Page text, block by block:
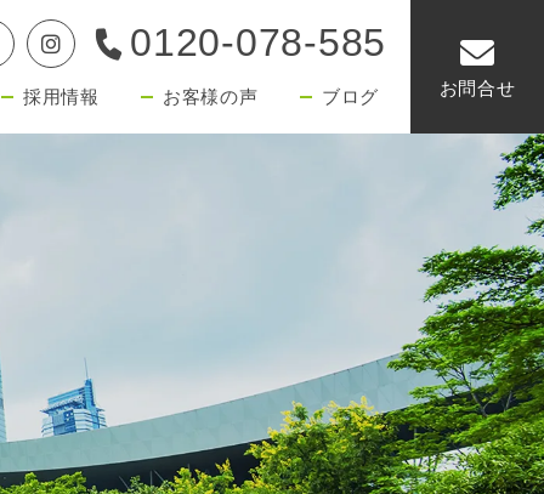
0120-078-585
採用情報 お客様の声 ブログ お問合せ